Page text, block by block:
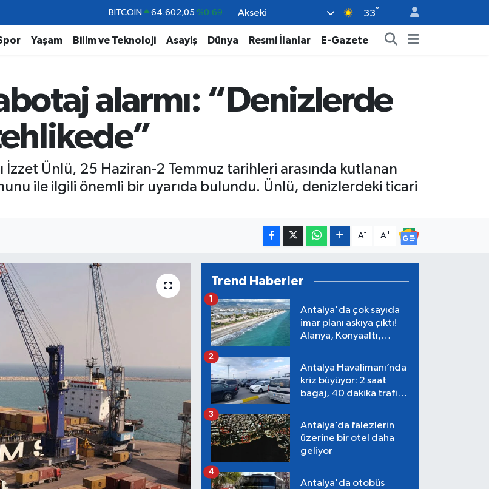
DOLAR 47,5986 %0.06
EURO 55,0700 %0.1
BİST100 13.768
BITCOIN
Akseki 33°
Yaşam Bilim ve Teknoloji Asayiş Dünya Resmi İlanlar E-Gazete
alarmı: “Denizlerde
tehlikede”
İzzet Ünlü, 25 Haziran-2 Temmuz tarihleri arasında kutlanan
ile ilgili önemli bir uyarıda bulundu. Ünlü, denizlerdeki ticari
A- A+
Trend Haberler
Antalya'da çok sayıda
imar planı askıya çıktı!
Alanya, Konyaaltı,
1
Antalya Havalimanı’nda
kriz büyüyor: 2 saat
bagaj, 40 dakika trafik,
2
Antalya’da falezlerin
üzerine bir otel daha
geliyor
3
Antalya'da otobüs
4